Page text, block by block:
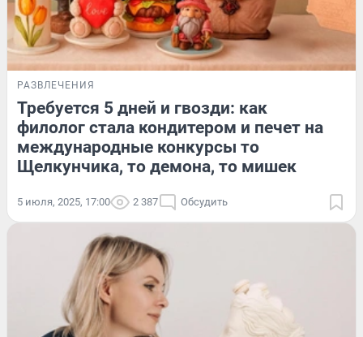
РАЗВЛЕЧЕНИЯ
Требуется 5 дней и гвозди: как
филолог стала кондитером и печет на
международные конкурсы то
Щелкунчика, то демона, то мишек
5 июля, 2025, 17:00 2 387 Обсудить